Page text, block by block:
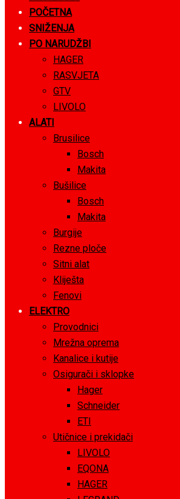
POČETNA
SNIŽENJA
PO NARUDŽBI
HAGER
RASVJETA
GTV
LIVOLO
ALATI
Brusilice
Bosch
Makita
Bušilice
Bosch
Makita
Burgije
Rezne ploče
Sitni alat
Kliješta
Fenovi
ELEKTRO
Provodnici
Mrežna oprema
Kanalice i kutije
Osigurači i sklopke
Hager
Schneider
ETI
Utičnice i prekidači
LIVOLO
EQONA
HAGER